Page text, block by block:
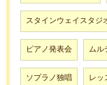
スタインウェイスタジ
ピアノ発表会 ムル
ソプラノ独唱 レッ